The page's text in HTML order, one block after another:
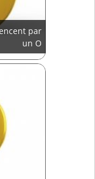
par
un O